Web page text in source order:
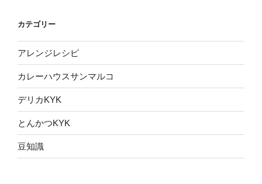
カテゴリー
アレンジレシピ
カレーハウスサンマルコ
デリカKYK
とんかつKYK
豆知識